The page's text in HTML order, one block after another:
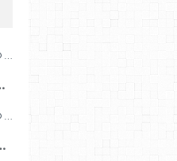
de Lunel
granulés alimentaires.